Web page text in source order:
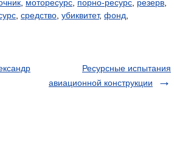
моторесурс порно-ресурс резерв
средство убиквитет, фонд
Ресурсные испытания
авиационной конструкции